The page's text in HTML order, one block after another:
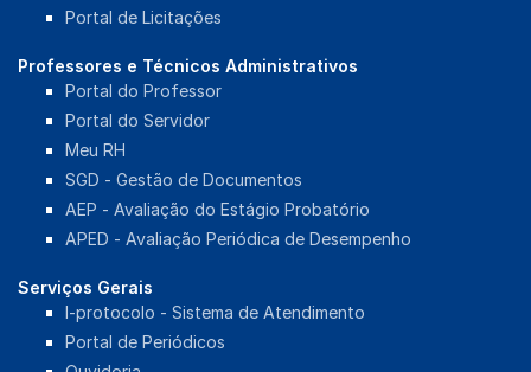
Portal de Licitações
Professores e Técnicos Administrativos
Portal do Professor
Portal do Servidor
Meu RH
SGD - Gestão de Documentos
AEP - Avaliação do Estágio Probatório
APED - Avaliação Periódica de Desempenho
Serviços Gerais
I-protocolo - Sistema de Atendimento
Portal de Periódicos